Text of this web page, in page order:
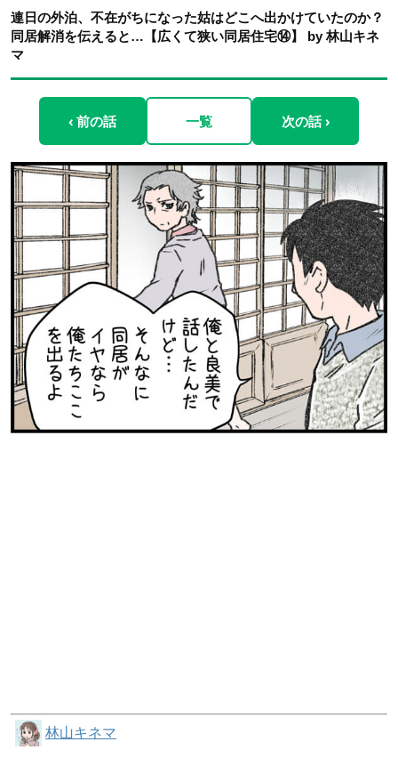
連日の外泊、不在がちになった姑はどこへ出かけていたのか？
同居解消を伝えると…【広くて狭い同居住宅⑭】 by 林山キネ
マ
‹ 前の話 一覧 次の話 ›
林山キネマ